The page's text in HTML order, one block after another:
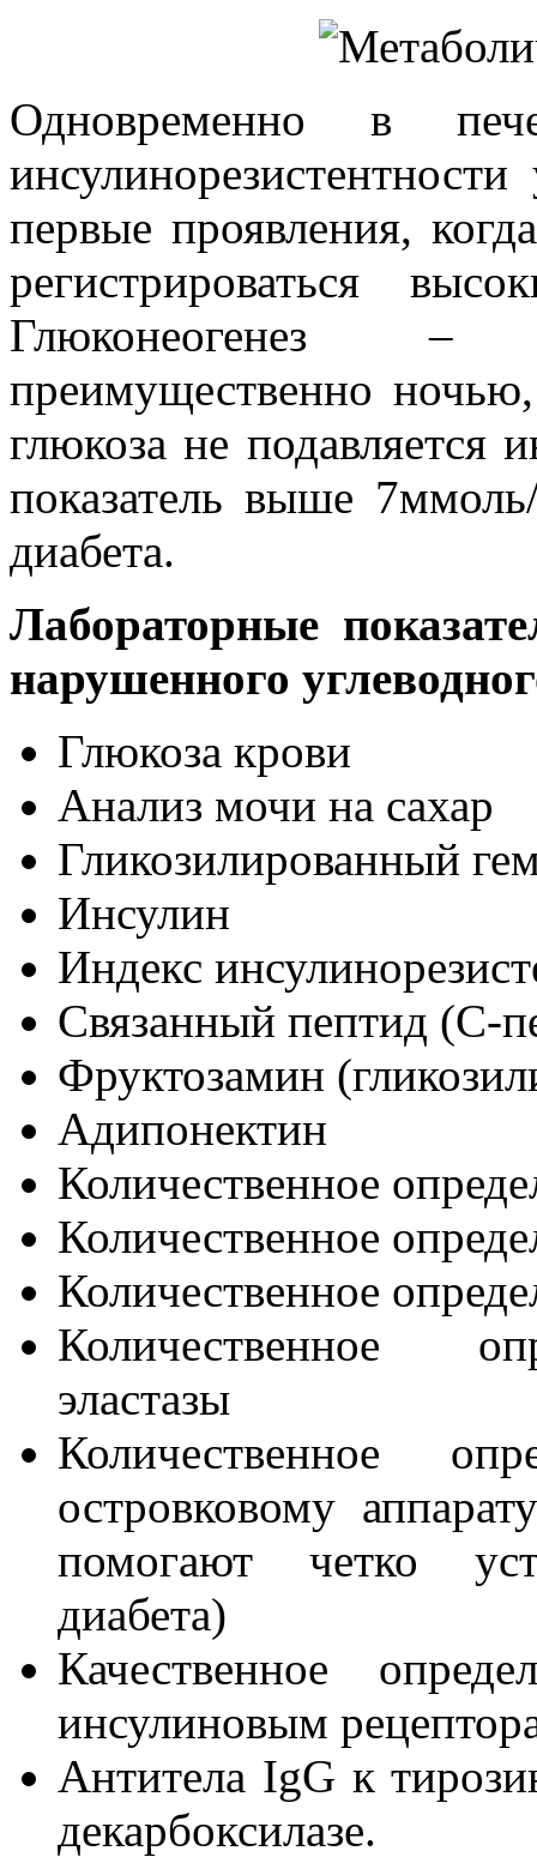
Одновременно в
первые проявления,
регистрироваться
Глюконеогенез –
преимущественно
глюкоза не подавляется
показатель выше
диабета.
Лабораторные
нарушенного
Глюкоза крови
Анализ мочи на сахар
Гликозилированный
Инсулин
Индекс
Связанный пептид (С-
Фруктозамин
Адипонектин
Количественное
Количественное
Количественное
Количественное
эластазы
Количественное
островковому
помогают четко
диабета)
Качественное
инсулиновым
Антитела IgG к
декарбоксилазе.